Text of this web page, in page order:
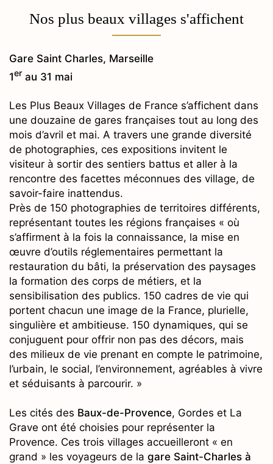
Nos plus beaux villages s'affichent
Gare Saint Charles, Marseille
1er au 31 mai
Les Plus Beaux Villages de France s’affichent dans
une douzaine de gares françaises tout au long des
mois d’avril et mai. A travers une grande diversité
de photographies, ces expositions invitent le
visiteur à sortir des sentiers battus et aller à la
rencontre des facettes méconnues des village, de
savoir-faire inattendus.
Près de 150 photographies de territoires différents,
représentant toutes les régions françaises « où
s’affirment à la fois la connaissance, la mise en
œuvre d’outils réglementaires permettant la
restauration du bâti, la préservation des paysages
la formation des corps de métiers, et la
sensibilisation des publics. 150 cadres de vie qui
portent chacun une image de la France, plurielle,
singulière et ambitieuse. 150 dynamiques, qui se
conjuguent pour offrir non pas des décors, mais
des milieux de vie prenant en compte le patrimoine,
l’urbain, le social, l’environnement, agréables à vivre
et séduisants à parcourir. »
Les cités des Baux-de-Provence, Gordes et La
Grave ont été choisies pour représenter la
Provence. Ces trois villages accueilleront « en
grand » les voyageurs de la gare Saint-Charles à